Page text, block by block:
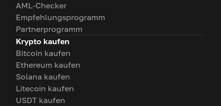
AML-Checker
Empfehlungsprogramm
Partnerprogramm
Krypto kaufen
Bitcoin kaufen
Ethereum kaufen
Solana kaufen
Litecoin kaufen
USDT kaufen